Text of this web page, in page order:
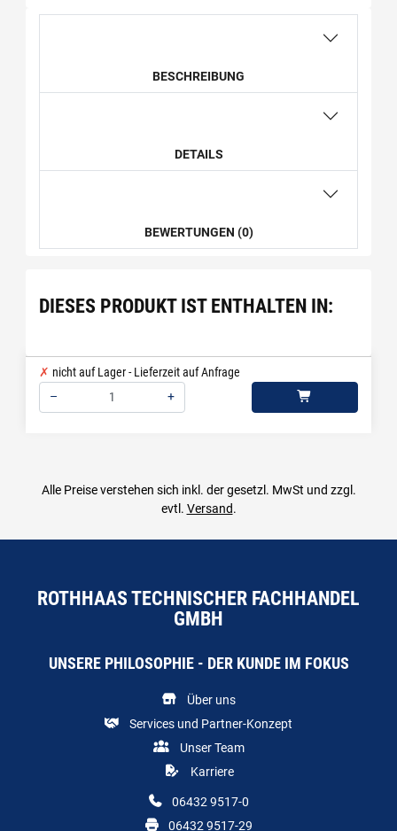
BESCHREIBUNG
DETAILS
BEWERTUNGEN (0)
DIESES PRODUKT IST ENTHALTEN IN:
nicht auf Lager - Lieferzeit auf Anfrage
–
+
Alle Preise verstehen sich inkl. der gesetzl. MwSt und zzgl.
evtl. Versand.
ROTHHAAS TECHNISCHER FACHHANDEL
GMBH
UNSERE PHILOSOPHIE - DER KUNDE IM FOKUS
Über uns
Services und Partner-Konzept
Unser Team
Karriere
06432 9517-0
06432 9517-29